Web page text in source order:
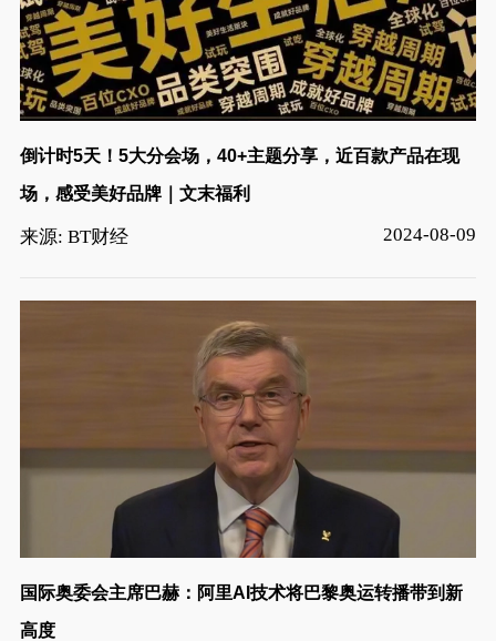
倒计时5天！5大分会场，40+主题分享，近百款产品在现
场，感受美好品牌｜文末福利
来源: BT财经 2024-08-09
国际奥委会主席巴赫：阿里AI技术将巴黎奥运转播带到新
高度